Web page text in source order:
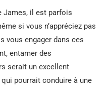
James, il est parfois
si vous n’appréciez pas
vous engager dans ces
entamer des
serait un excellent
pourrait conduire à une